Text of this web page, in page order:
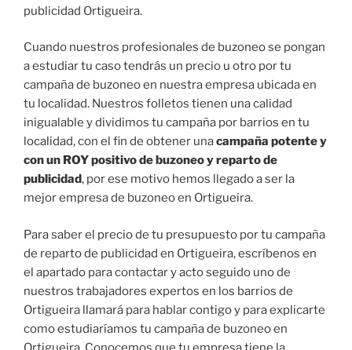
publicidad Ortigueira.
Cuando nuestros profesionales de buzoneo se pongan
a estudiar tu caso tendrás un precio u otro por tu
campaña de buzoneo en nuestra empresa ubicada en
tu localidad. Nuestros folletos tienen una calidad
inigualable y dividimos tu campaña por barrios en tu
localidad, con el fin de obtener unacampaña potente y
con un ROY positivo de buzoneo y reparto de
publicidad, por ese motivo hemos llegado a ser la
mejor empresa de buzoneo en Ortigueira.
Para saber el precio de tu presupuesto por tu campaña
de reparto de publicidad en Ortigueira, escríbenos en
el apartado para contactar y acto seguido uno de
nuestros trabajadores expertos en los barrios de
Ortigueira llamará para hablar contigo y para explicarte
como estudiaríamos tu campaña de buzoneo en